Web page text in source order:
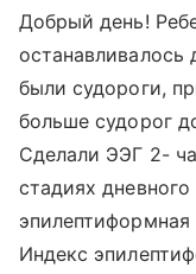
Добрый день!
останавливалось
были судороги,
больше судорог
Сделали ЭЭГ 2-
стадиях
эпилептиформная
Индекс